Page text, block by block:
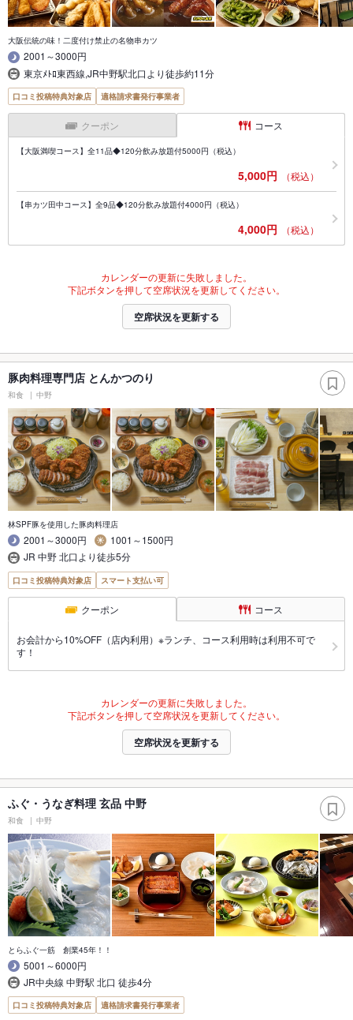
大阪伝統の味！二度付け禁止の名物串カツ
2001～3000円
東京ﾒﾄﾛ東西線,JR中野駅北口より徒歩約11分
口コミ投稿特典対象店 適格請求書発行事業者
クーポン コース
【大阪満喫コース】全11品◆120分飲み放題付5000円（税込）
5,000円 （税込）
【串カツ田中コース】全9品◆120分飲み放題付4000円（税込）
4,000円 （税込）
カレンダーの更新に失敗しました。
下記ボタンを押して空席状況を更新してください。
空席状況を更新する
豚肉料理専門店 とんかつのり
和食 中野
林SPF豚を使用した豚肉料理店
2001～3000円
1001～1500円
JR 中野 北口より徒歩5分
口コミ投稿特典対象店 スマート支払い可
クーポン コース
お会計から10%OFF（店内利用）※ランチ、コース利用時は利用不可で
す！
カレンダーの更新に失敗しました。
下記ボタンを押して空席状況を更新してください。
空席状況を更新する
ふぐ・うなぎ料理 玄品 中野
和食 中野
とらふぐ一筋 創業45年！！
5001～6000円
JR中央線 中野駅 北口 徒歩4分
口コミ投稿特典対象店 適格請求書発行事業者